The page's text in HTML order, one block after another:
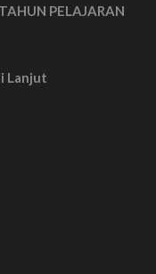
PELAJARAN
Lanjut